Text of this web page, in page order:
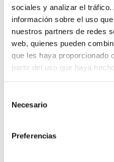
sociales y analizar el
información sobre el uso
nuestros partners de redes
web, quienes pueden
que les haya proporcionado
partir del uso que haya
de cookies
Necesario
Preferencias
15 NOVIEMBRE, 2021